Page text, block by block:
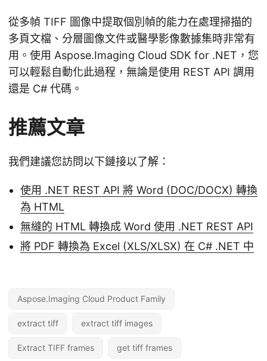
從多幀 TIFF 圖像中提取個別幀的能力在處理掃描的
多頁文檔、分層圖像文件或醫學影像數據集時非常有
用。使用 Aspose.Imaging Cloud SDK for .NET，您
可以輕鬆自動化此過程，無論是使用 REST API 調用
還是 C# 代碼。
推薦文章
我們建議您訪問以下鏈接以了解：
使用 .NET REST API 將 Word (DOC/DOCX) 轉換
為 HTML
無縫的 HTML 轉換成 Word 使用 .NET REST API
將 PDF 轉換為 Excel (XLS/XLSX) 在 C# .NET 中
Aspose.Imaging Cloud Product Family
extract tiff extract tiff images
Extract TIFF frames get tiff frames